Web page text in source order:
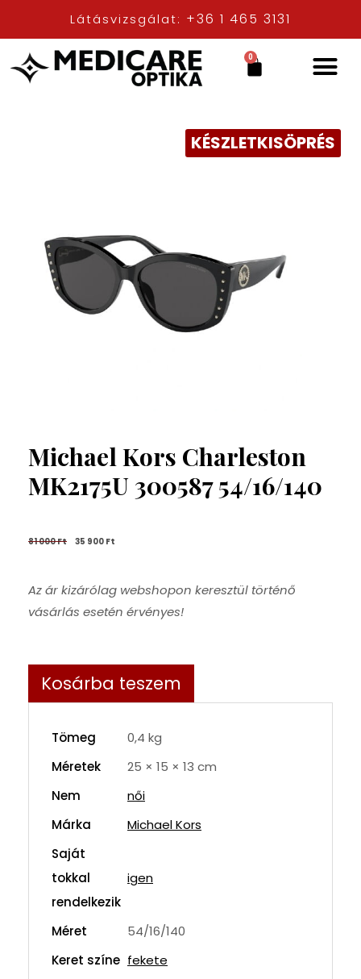
Látásvizsgálat: +36 1 465 3131
0
KÉSZLETKISÖPRÉS
Michael Kors Charleston
MK2175U 300587 54/16/140
81 000 Ft 35 900 Ft
Az ár kizárólag webshopon keresztül történő
vásárlás esetén érvényes!
Kosárba teszem
Tömeg
0,4 kg
Méretek
25 × 15 × 13 cm
Nem
női
Márka
Michael Kors
Saját
tokkal
rendelkezik
igen
Méret
54/16/140
Keret színe fekete